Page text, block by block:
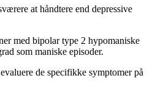
at håndtere end depressive
med bipolar type 2 hypomaniske
som maniske episoder.
de specifikke symptomer på